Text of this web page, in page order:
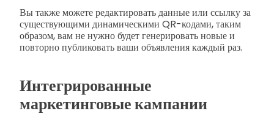
Вы также можете редактировать данные или ссылку за
существующими динамическими QR-кодами, таким
образом, вам не нужно будет генерировать новые и
повторно публиковать ваши объявления каждый раз.
Интегрированные
маркетинговые кампании